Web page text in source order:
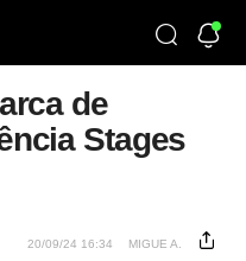
de
Stages
20/09/24 16:34 MIGUE A.